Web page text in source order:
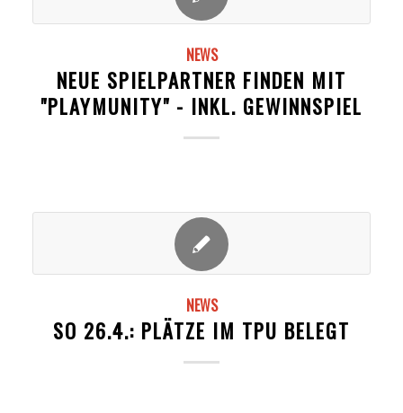
NEWS
NEUE SPIELPARTNER FINDEN MIT
"PLAYMUNITY" - INKL. GEWINNSPIEL
NEWS
SO 26.4.: PLÄTZE IM TPU BELEGT